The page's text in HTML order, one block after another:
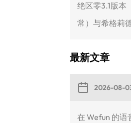
绝区零3.1版本
常）与希格莉
最新文章
2026-08-
在 Wefun 的